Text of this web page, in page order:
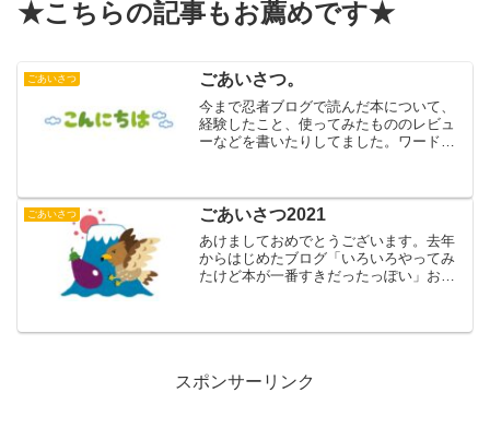
★こちらの記事もお薦めです★
ごあいさつ ごあいさつ。
今まで忍者ブログで読んだ本について、
経験したこと、使ってみたもののレビュ
ーなどを書いたりしてました。ワードプ
ぱり本がいちばんすきなの...
ごあいさつ ごあいさつ2021
あけましておめでとうございます。去年
からはじめたブログ「いろいろやってみ
たけど本が一番すきだったっぽい」おか
の、体験したことを書いていきますので
スポンサーリンク